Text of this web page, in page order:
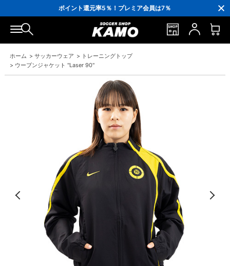
ポイント還元率5％！プレミア会員は7％
会員の方にはお誕生月に「10％OFFクーポン」プレゼント！
16,000円(税込)以上でシューズケースプレゼント！
3,300円(税込)以上で送料無料！
ホーム > サッカーウェア > トレーニングトップ
> ウーブンジャケット "Laser 90"